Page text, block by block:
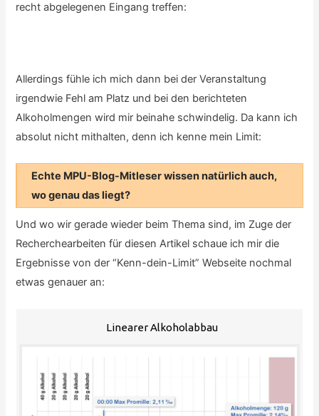
recht abgelegenen Eingang treffen:
Allerdings fühle ich mich dann bei der Veranstaltung
irgendwie Fehl am Platz und bei den berichteten
Alkoholmengen wird mir beinahe schwindelig. Da kann ich
absolut nicht mithalten, denn ich kenne mein Limit:
Echte MPU-Blog-Mitleser wissen natürlich auch,
wo genau das liegt?
Und wo wir gerade wieder beim Thema sind, im Zuge der
Recherchearbeiten für diesen Artikel schaue ich mir die
Ergebnisse von der “Kenn-dein-Limit” Webseite nochmal
etwas genauer an:
Linearer Alkoholabbau